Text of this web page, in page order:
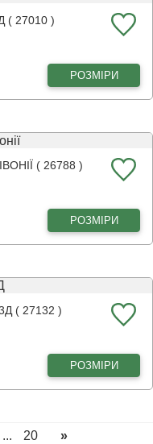
27010 )
РОЗМІРИ
( 26788 )
РОЗМІРИ
( 27132 )
РОЗМІРИ
... 20 »